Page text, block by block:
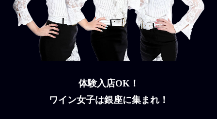
体験入店OK！
ワイン女子は銀座に集まれ！